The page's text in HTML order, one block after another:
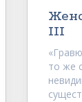
III
то же